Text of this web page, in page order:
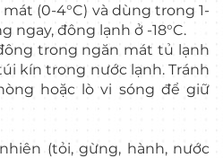
(0-4°C) và dùng trong 1-
ngay, đông lạnh ở -18°C.
trong ngăn mát tủ lạnh
kín trong nước lạnh. Tránh
hoặc lò vi sóng để giữ
(tỏi, gừng, hành, nước